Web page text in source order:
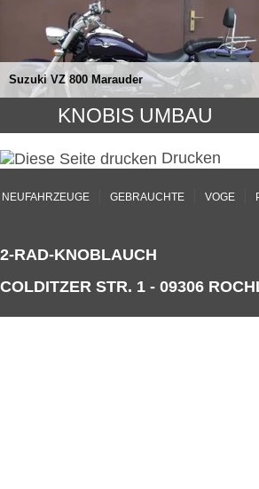
Suzuki VZ 800 Marauder
KNOBIS UMBAU
Drucken
NEUFAHRZEUGE GEBRAUCHTE VOGE
2-RAD-KNOBLAUCH
COLDITZER STR. 1 - 09306